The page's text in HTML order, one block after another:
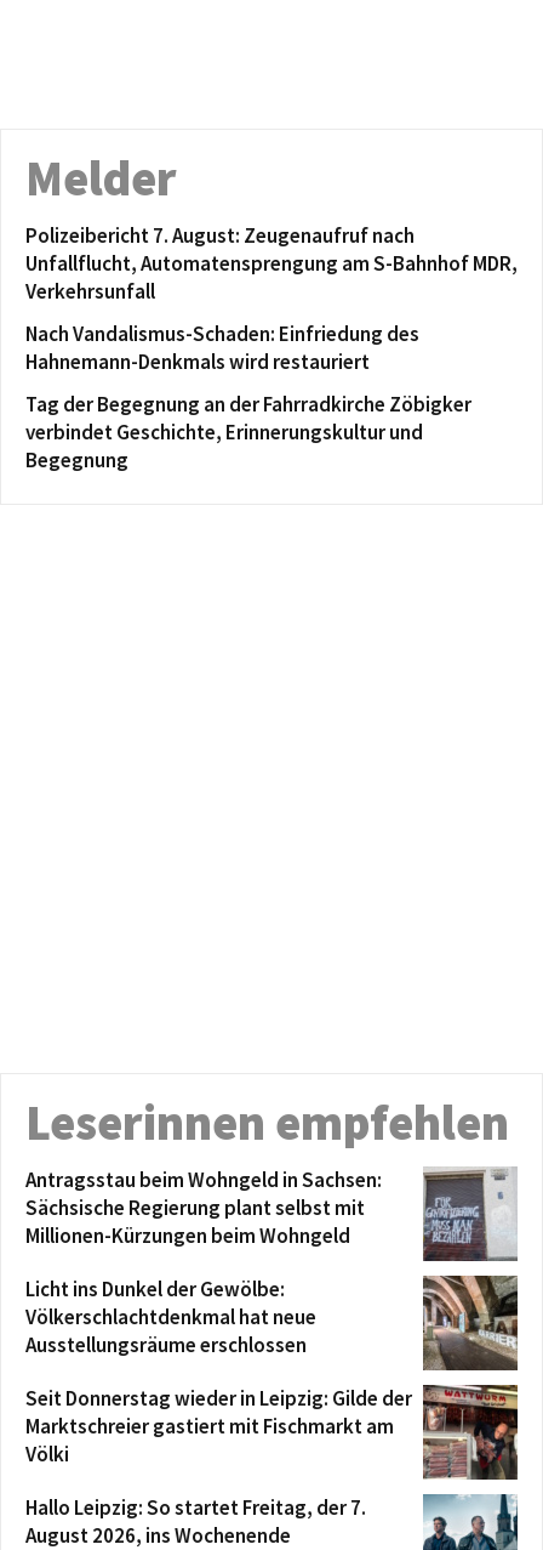
Melder
Polizeibericht 7. August: Zeugenaufruf nach
Unfallflucht, Automatensprengung am S-Bahnhof MDR,
Verkehrsunfall
Nach Vandalismus-Schaden: Einfriedung des
Hahnemann-Denkmals wird restauriert
Tag der Begegnung an der Fahrradkirche Zöbigker
verbindet Geschichte, Erinnerungskultur und
Begegnung
Leserinnen empfehlen
Antragsstau beim Wohngeld in Sachsen:
Sächsische Regierung plant selbst mit
Millionen-Kürzungen beim Wohngeld
Licht ins Dunkel der Gewölbe:
Völkerschlachtdenkmal hat neue
Ausstellungsräume erschlossen
Seit Donnerstag wieder in Leipzig: Gilde der
Marktschreier gastiert mit Fischmarkt am
Völki
Hallo Leipzig: So startet Freitag, der 7.
August 2026, ins Wochenende